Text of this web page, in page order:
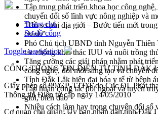
Tập trung phát triển khoa học công
chuyển đổi số lĩnh vực nông nghiệp và
“Hồ sơ phi địa giới – Bước tiến mới trong
chính”
Phó Chủ tịch UBND tỉnh Nguyễn Thiên
tác chống khai thác IUU và nuôi trồng
Tăng cường các giải pháp nhằm phát
công nghệ, đổi mới sáng tạo và chuyển
Tỉnh Đắk Lắk hiện đại hóa y tế từ bệnh
Tập huấn công tác đối ngoại và tuyên
giới, biển đảo
Nhiều cách làm hay trong chuyển đổi số
Trang chủ
Sơ đồ cổng
Toggle navigation
CỔNG THÔNG TIN ĐIỆN TỬ TỈNH ĐẮK
Giấy phép số 99/GP-TTĐT do Cục QL Phát
Thông tin Điện tử cấp ngày 14/05/2010
Cơ quan chủ quản: Ủy ban nhân dân tỉnh Đắk